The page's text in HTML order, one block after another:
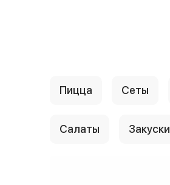
Пицца Сеты
Салаты Закуски